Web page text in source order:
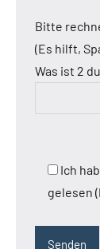
Bitte
(Es hilft,
Was ist 2
Ich
gelesen